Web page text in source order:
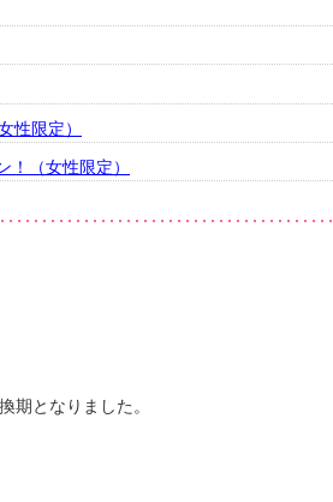
性限定）
（女性限定）
期となりました。